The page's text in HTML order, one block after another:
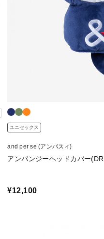
ユニセックス
and per se (アンパスィ)
アンパンジーヘッドカバー
¥12,100